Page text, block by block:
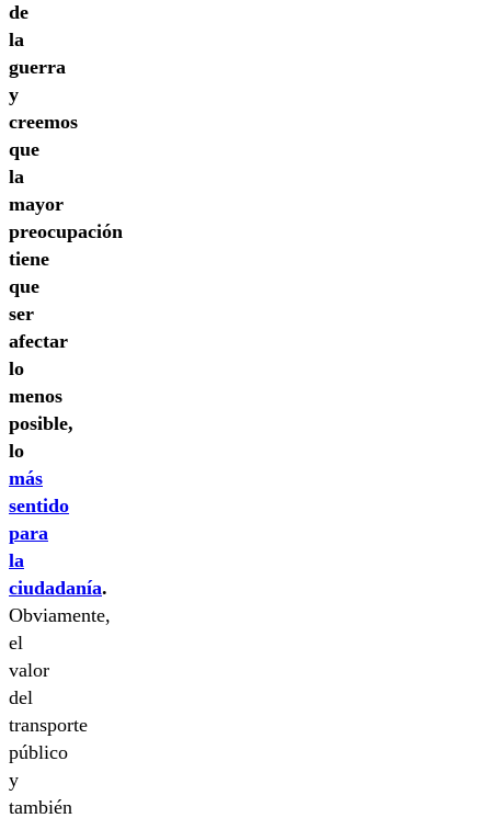
de
la
guerra
y
creemos
que
la
mayor
preocupación
tiene
que
ser
afectar
lo
menos
posible,
lo
más
sentido
para
la
ciudadanía.
Obviamente,
el
valor
del
transporte
público
y
también